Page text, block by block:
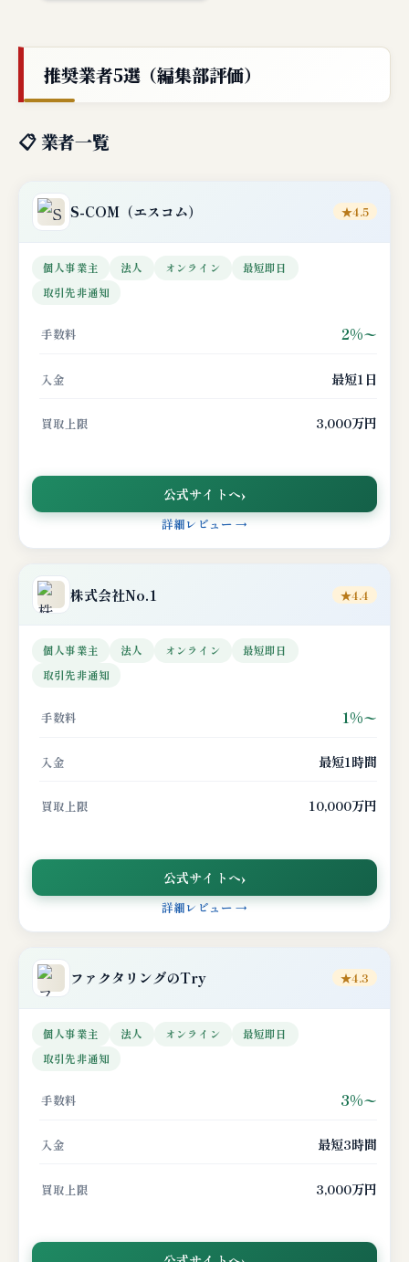
推奨業者5選（編集部評価）
📋 業者一覧
S-COM （エスコム） ★4.5
個人事業主 法人 オンライン
最短即日
取引先非通知
手数料 2%〜
入金 最短1日
買取上限 3,000万円
公式サイトへ
詳細レビュー →
株式会社No.1 ★4.4
個人事業主 法人 オンライン
最短即日
取引先非通知
手数料 1%〜
入金 最短1時間
買取上限 10,000万円
公式サイトへ
詳細レビュー →
ファクタリングのTry ★4.3
個人事業主 法人 オンライン
最短即日
取引先非通知
手数料 3%〜
入金 最短3時間
買取上限 3,000万円